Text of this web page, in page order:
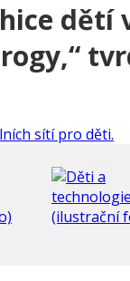
dětí